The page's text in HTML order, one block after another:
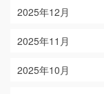
2025年12月
2025年11月
2025年10月